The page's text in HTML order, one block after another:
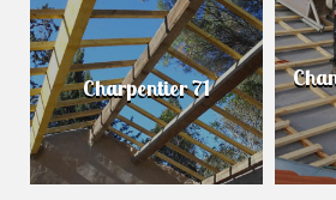
Charpentier 71